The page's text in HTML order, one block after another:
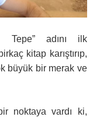
Tepe” adını ilk
kitap karıştırıp,
büyük bir merak ve
noktaya vardı ki,